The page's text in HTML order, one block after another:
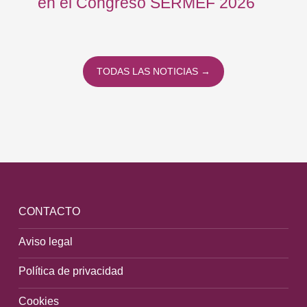
TODAS LAS NOTICIAS →
CONTACTO
Aviso legal
Política de privacidad
Cookies